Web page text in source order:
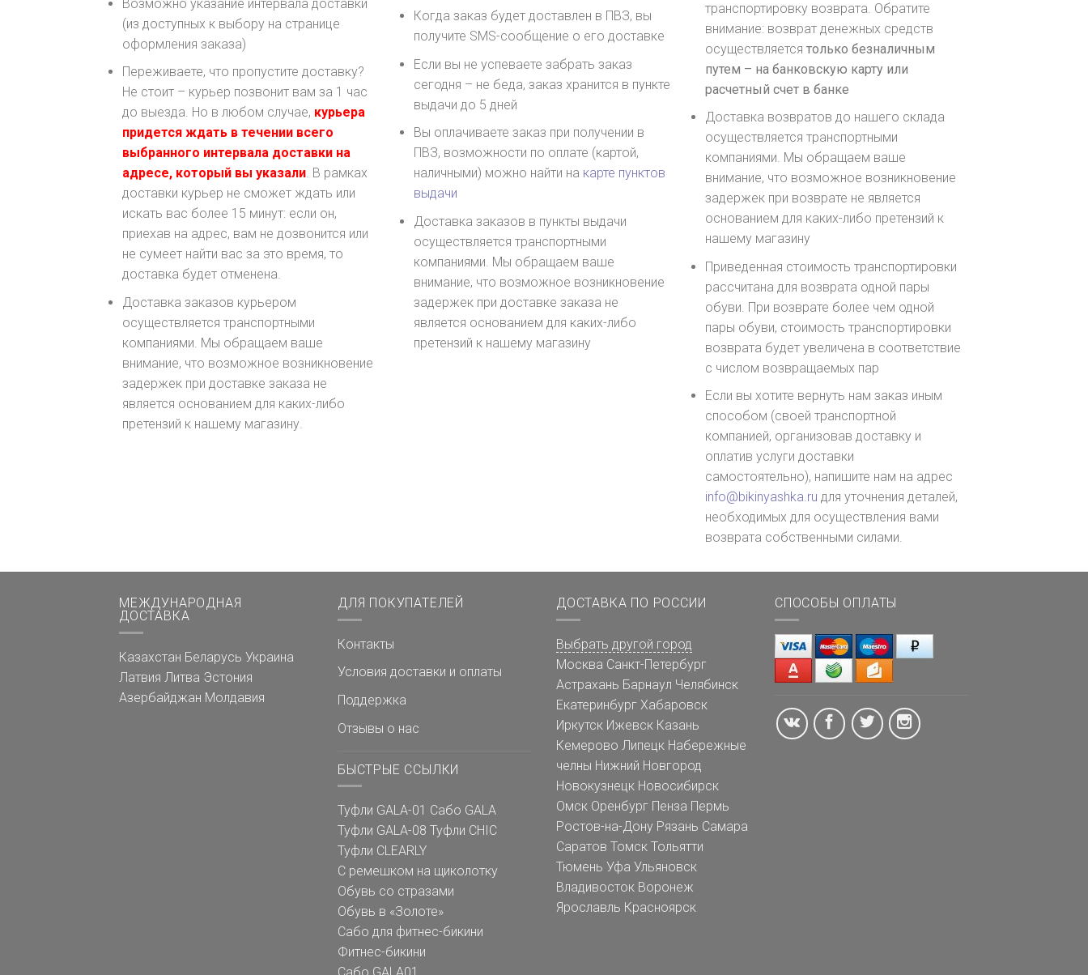
Возможно указание интервала доставки
(из доступных к выбору на странице
оформления заказа)
Переживаете, что пропустите доставку?
Не стоит – курьер позвонит вам за 1 час
до выезда. Но в любом случае, курьера
придется ждать в течении всего
выбранного интервала доставки на
адресе, который вы указали. В рамках
доставки курьер не сможет ждать или
искать вас более 15 минут: если он,
приехав на адрес, вам не дозвонится или
не сумеет найти вас за это время, то
доставка будет отменена.
Доставка заказов курьером
осуществляется транспортными
компаниями. Мы обращаем ваше
внимание, что возможное возникновение
задержек при доставке заказа не
является основанием для каких-либо
претензий к нашему магазину.
Когда заказ будет доставлен в ПВЗ, вы
получите SMS-сообщение о его доставке
Если вы не успеваете забрать заказ
сегодня – не беда, заказ хранится в пункте
выдачи до 5 дней
Вы оплачиваете заказ при получении в
ПВЗ, возможности по оплате (картой,
наличными) можно найти на карте пунктов
выдачи
Доставка заказов в пункты выдачи
осуществляется транспортными
компаниями. Мы обращаем ваше
внимание, что возможное возникновение
задержек при доставке заказа не
является основанием для каких-либо
претензий к нашему магазину
транспортировку возврата. Обратите
внимание: возврат денежных средств
осуществляется только безналичным
путем – на банковскую карту или
расчетный счет в банке
Доставка возвратов до нашего склада
осуществляется транспортными
компаниями. Мы обращаем ваше
внимание, что возможное возникновение
задержек при возврате не является
основанием для каких-либо претензий к
нашему магазину
Приведенная стоимость транспортировки
рассчитана для возврата одной пары
обуви. При возврате более чем одной
пары обуви, стоимость транспортировки
возврата будет увеличена в соответствие
с числом возвращаемых пар
Если вы хотите вернуть нам заказ иным
способом (своей транспортной
компанией, организовав доставку и
оплатив услуги доставки
самостоятельно), напишите нам на адрес
info@bikinyashka.ru для уточнения деталей,
необходимых для осуществления вами
возврата собственными силами.
МЕЖДУНАРОДНАЯ
ДОСТАВКА
Казахстан Беларусь Украина
Латвия Литва Эстония
Азербайджан Молдавия
ДЛЯ ПОКУПАТЕЛЕЙ
Контакты
Условия доставки и оплаты
Поддержка
Отзывы о нас
БЫСТРЫЕ ССЫЛКИ
Туфли GALA-01 Сабо GALA
Туфли GALA-08 Туфли CHIC
Туфли CLEARLY
С ремешком на щиколотку
Обувь со стразами
Обувь в «Золоте»
Сабо для фитнес-бикини
Фитнес-бикини
ДОСТАВКА ПО РОССИИ
Выбрать другой город
Москва Санкт-Петербург
Астрахань Барнаул Челябинск
Екатеринбург Хабаровск
Иркутск Ижевск Казань
Кемерово Липецк Набережные
челны Нижний Новгород
Новокузнецк Новосибирск
Омск Оренбург Пенза Пермь
Ростов-на-Дону Рязань Самара
Саратов Томск Тольятти
Тюмень Уфа Ульяновск
Владивосток Воронеж
Ярославль Красноярск
СПОСОБЫ ОПЛАТЫ